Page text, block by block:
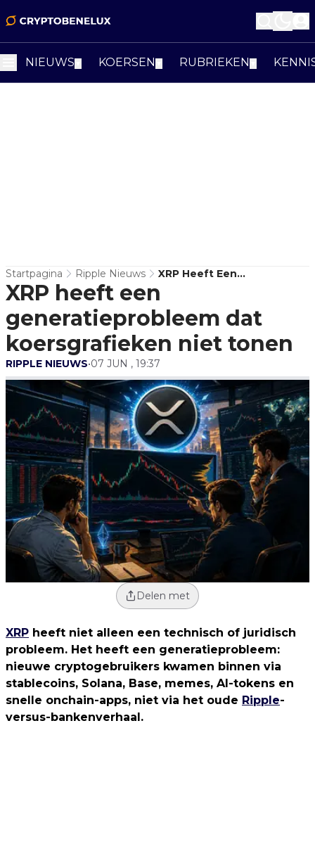
NIEUWS KOERSEN RUBRIEKEN
Startpagina Ripple Nieuws
XRP Heeft Een
Generatieprobleem Dat
Koersgrafieken Niet Tonen
XRP heeft een
generatieprobleem dat
koersgrafieken niet tonen
RIPPLE NIEUWS•07 JUN , 19:37
Delen met
XRP heeft niet alleen een technisch of juridisch
probleem. Het heeft een generatieprobleem:
nieuwe cryptogebruikers kwamen binnen via
stablecoins, Solana, Base, memes, AI-tokens en
snelle onchain-apps, niet via het oude Ripple-
versus-bankenverhaal.